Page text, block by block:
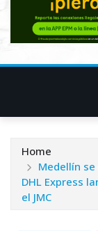
Home
Medellín
DHL Express
el JMC